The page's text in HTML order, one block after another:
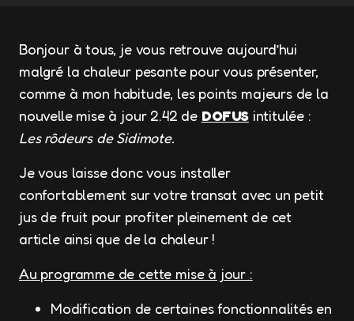
Bonjour à tous, je vous retrouve aujourd’hui
malgré la chaleur pesante pour vous présenter,
comme à mon habitude, les points majeurs de la
nouvelle mise à jour 2.42 de DOFUSintitulée :
Les rôdeurs de Sidimote.
Je vous laisse donc vous installer
confortablement sur votre transat avec un petit
jus de fruit pour profiter pleinement de cet
article ainsi que de la chaleur !
Au programme de cette mise à jour :
Modification de certaines fonctionnalités en